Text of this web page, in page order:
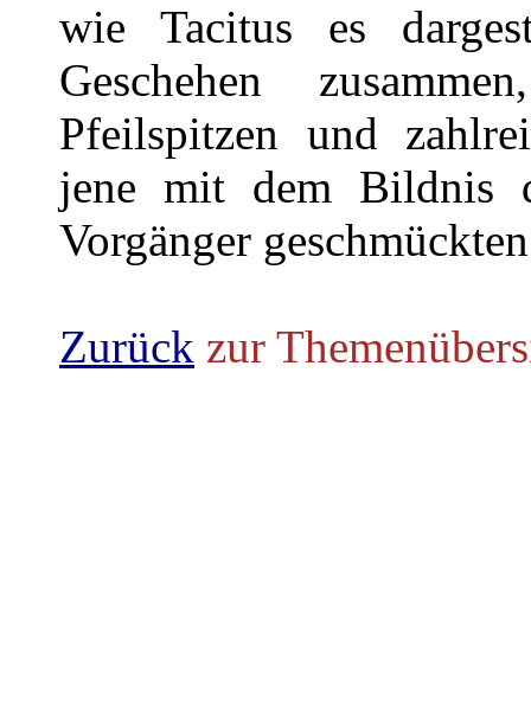
wie Tacitus es
Geschehen
Pfeilspitzen und
jene mit dem Bildnis
Vorgänger
Zurück zur